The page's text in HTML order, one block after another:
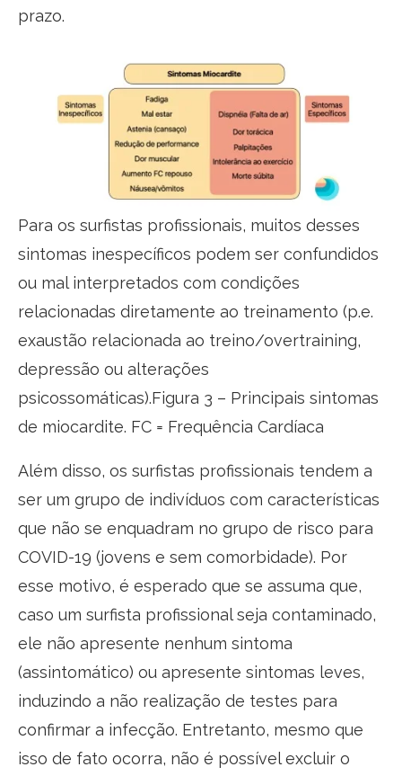
prazo.
Para os surfistas profissionais, muitos desses
sintomas inespecíficos podem ser confundidos
ou mal interpretados com condições
relacionadas diretamente ao treinamento (p.e.
exaustão relacionada ao treino/overtraining,
depressão ou alterações
psicossomáticas).Figura 3 – Principais sintomas
de miocardite. FC = Frequência Cardíaca
Além disso, os surfistas profissionais tendem a
ser um grupo de indivíduos com características
que não se enquadram no grupo de risco para
COVID-19 (jovens e sem comorbidade). Por
esse motivo, é esperado que se assuma que,
caso um surfista profissional seja contaminado,
ele não apresente nenhum sintoma
(assintomático) ou apresente sintomas leves,
induzindo a não realização de testes para
confirmar a infecção. Entretanto, mesmo que
isso de fato ocorra, não é possível excluir o